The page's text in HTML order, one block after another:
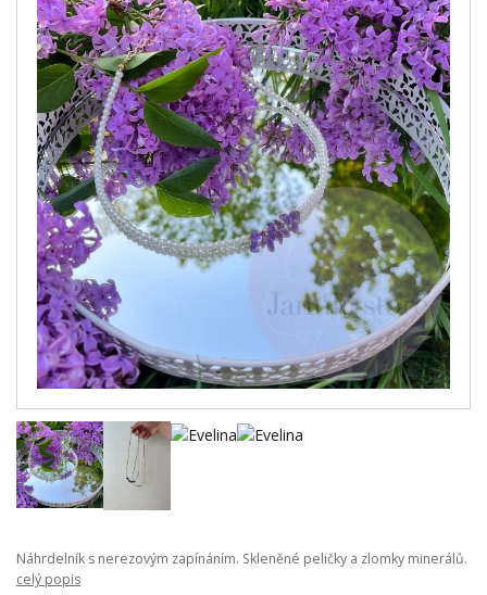
Náhrdelník s nerezovým zapínáním. Skleněné peličky a zlomky minerálů.
celý popis